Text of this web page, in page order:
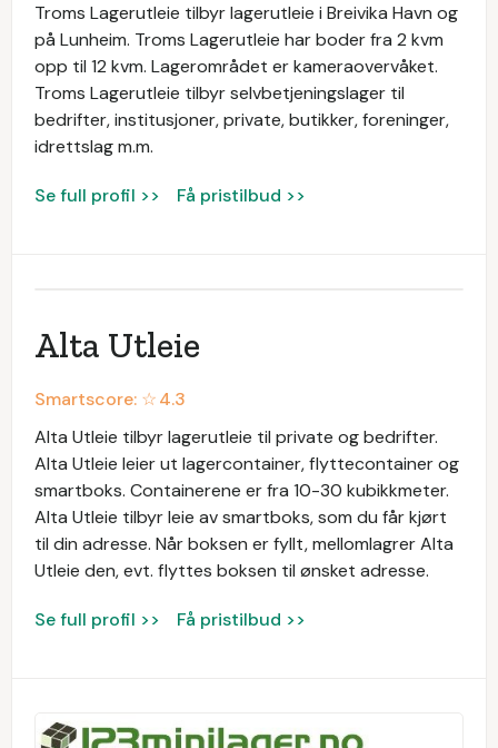
Troms Lagerutleie tilbyr lagerutleie i Breivika Havn og
på Lunheim. Troms Lagerutleie har boder fra 2 kvm
opp til 12 kvm. Lagerområdet er kameraovervåket.
Troms Lagerutleie tilbyr selvbetjeningslager til
bedrifter, institusjoner, private, butikker, foreninger,
idrettslag m.m.
Se full profil >> Få pristilbud >>
Alta Utleie
Smartscore: ☆4.3
Alta Utleie tilbyr lagerutleie til private og bedrifter.
Alta Utleie leier ut lagercontainer, flyttecontainer og
smartboks. Containerene er fra 10-30 kubikkmeter.
Alta Utleie tilbyr leie av smartboks, som du får kjørt
til din adresse. Når boksen er fyllt, mellomlagrer Alta
Utleie den, evt. flyttes boksen til ønsket adresse.
Se full profil >> Få pristilbud >>